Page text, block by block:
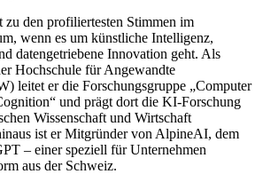
zu den profiliertesten Stimmen im
wenn es um künstliche Intelligenz,
datengetriebene Innovation geht. Als
Hochschule für Angewandte
leitet er die Forschungsgruppe „Computer
und prägt dort die KI-Forschung
Wissenschaft und Wirtschaft
ist er Mitgründer von AlpineAI, dem
– einer speziell für Unternehmen
aus der Schweiz.